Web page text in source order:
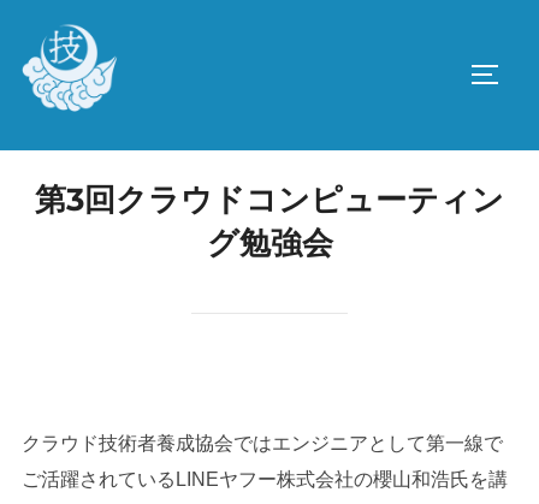
ツ
第3回クラウドコンピューティン
グ勉強会
クラウド技術者養成協会ではエンジニアとして第一線で
ご活躍されているLINEヤフー株式会社の櫻山和浩氏を講